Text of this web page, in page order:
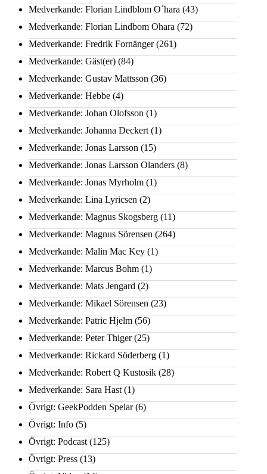
Medverkande: Florian Lindblom O´hara (43)
Medverkande: Florian Lindbom Ohara (72)
Medverkande: Fredrik Fornänger(261)
Medverkande: Gäst(er) (84)
Medverkande: Gustav Mattsson (36)
Medverkande: Hebbe (4)
Medverkande: Johan Olofsson (1)
Medverkande: Johanna Deckert (1)
Medverkande: Jonas Larsson (15)
Medverkande: Jonas Larsson Olanders (8)
Medverkande: Jonas Myrholm (1)
Medverkande: Lina Lyricsen (2)
Medverkande: Magnus Skogsberg (11)
Medverkande: Magnus Sörensen (264)
Medverkande: Malin Mac Key (1)
Medverkande: Marcus Bohm (1)
Medverkande: Mats Jengard (2)
Medverkande: Mikael Sörensen (23)
Medverkande: Patric Hjelm (56)
Medverkande: Peter Thiger(25)
Medverkande: Rickard Söderberg (1)
Medverkande: Robert Q Kustosik (28)
Medverkande: Sara Hast (1)
Övrigt: GeekPodden Spelar(6)
Övrigt: Info (5)
Övrigt: Podcast (125)
Övrigt: Press (13)